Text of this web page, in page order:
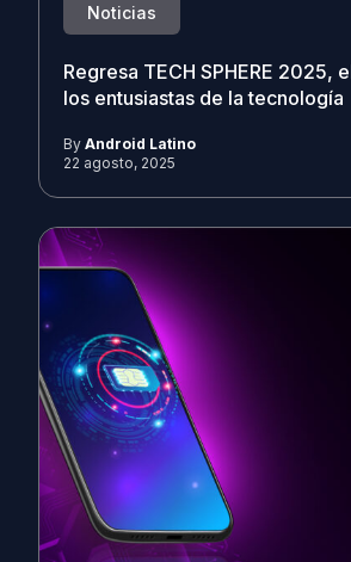
Noticias
Regresa TECH SPHERE 2025,
los entusiastas de la tecnología
By Android Latino
22 agosto, 2025